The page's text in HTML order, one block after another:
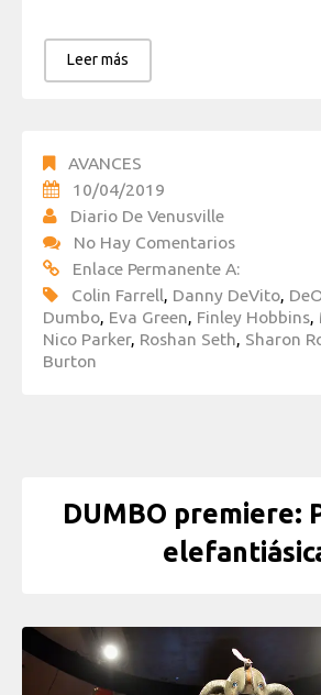
Leer más
AVANCES
10/04/2019
Diario De Venusville
No Hay Comentarios
Enlace Permanente A:
Colin Farrell, Danny DeVito,
Dumbo, Eva Green, Finley Hobbins,
Nico Parker, Roshan Seth, Sharon
Burton
DUMBO premiere: